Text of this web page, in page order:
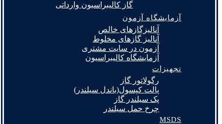
گاز کالیبراسیون وارداتی
آزمایشگاه آزمون
آنالیزگازهای خالص
آنالیز گازهای مخلوط
آزمون در سایت مشتری
آزمایشگاه کالیبراسیون
تجهیزات
رگولاتور گاز
پالت کپسول(باندل سیلندر)
پک سیلندر گاز
چرخ حمل سیلندر
MSDS